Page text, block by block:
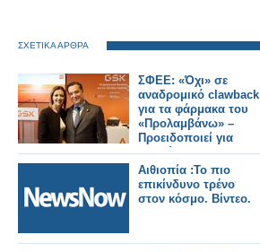
ΣΧΕΤΙΚΑ ΑΡΘΡΑ
ΣΦΕΕ: «Όχι» σε
αναδρομικό clawback
για τα φάρμακα του
«Προλαμβάνω» –
Προειδοποιεί για
«επικίνδυνο
προηγούμενο»
Αιθιοπία :Το πιο
επικίνδυνο τρένο
στον κόσμο. Βίντεο.